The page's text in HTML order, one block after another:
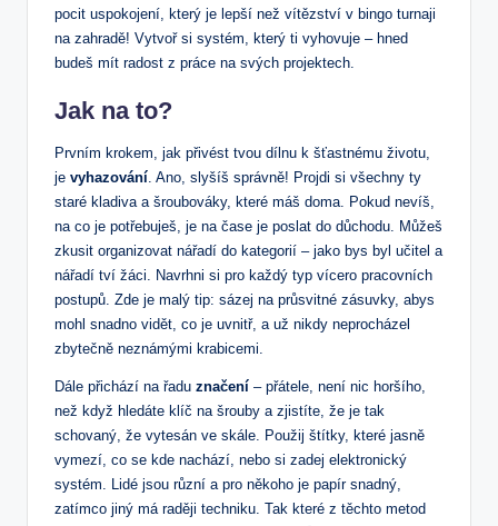
pocit uspokojení, který je lepší než vítězství v bingo turnaji
na zahradě! Vytvoř si systém, který ti vyhovuje – hned
budeš mít radost z práce na svých projektech.
Jak na to?
Prvním krokem, jak přivést tvou dílnu k šťastnému životu,
je vyhazování. Ano, slyšíš správně! Projdi si všechny ty
staré kladiva a šroubováky, které máš doma. Pokud nevíš,
na co je potřebuješ, je na čase je poslat do důchodu. Můžeš
zkusit organizovat nářadí do kategorií – jako bys byl učitel a
nářadí tví žáci. Navrhni si pro každý typ vícero pracovních
postupů. Zde je malý tip: sázej na průsvitné zásuvky, abys
mohl snadno vidět, co je uvnitř, a už nikdy neprocházel
zbytečně neznámými krabicemi.
Dále přichází na řadu značení – přátele, není nic horšího,
než když hledáte klíč na šrouby a zjistíte, že je tak
schovaný, že vytesán ve skále. Použij štítky, které jasně
vymezí, co se kde nachází, nebo si zadej elektronický
systém. Lidé jsou různí a pro někoho je papír snadný,
zatímco jiný má raději techniku. Tak které z těchto metod